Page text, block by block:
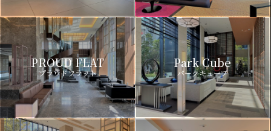
PROUD FLAT
プラウドフラット
Park Cube
パークキューブ